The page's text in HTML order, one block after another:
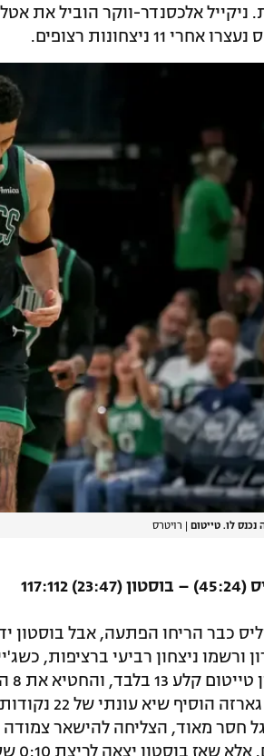
אחרי 11 ניצחונות רצופים.
נכנס לו. טייטום | רויטרס
117:112
כבר הריחו הפתעה, אבל בוסטון